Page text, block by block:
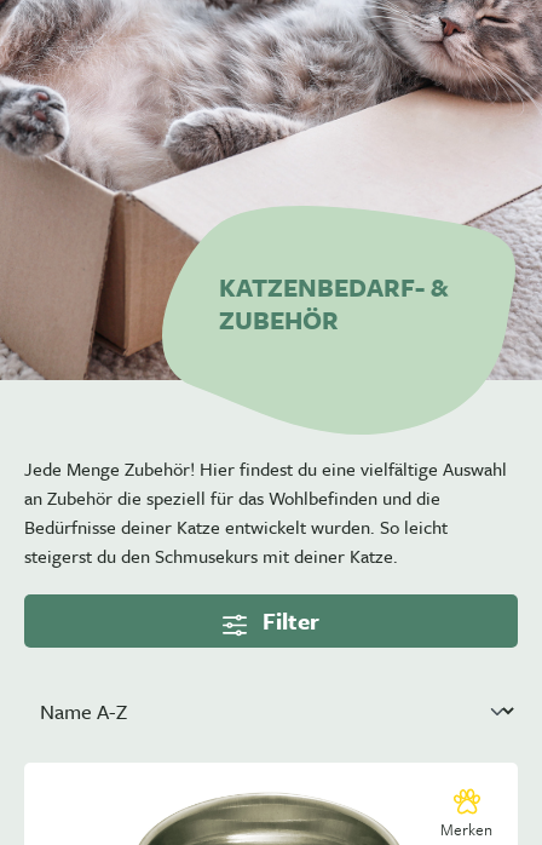
KATZENBEDARF- &
ZUBEHÖR
Jede Menge Zubehör! Hier findest du eine vielfältige Auswahl
an Zubehör die speziell für das Wohlbefinden und die
Bedürfnisse deiner Katze entwickelt wurden. So leicht
steigerst du den Schmusekurs mit deiner Katze.
Filter
Merken